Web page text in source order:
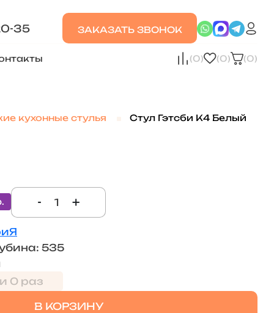
35 ЗАКАЗАТЬ ЗВОНОК
(0) (0) (0)
кухонные стулья
Стул Гэтсби К4 Белый
- +
535
0 раз
В КОРЗИНУ